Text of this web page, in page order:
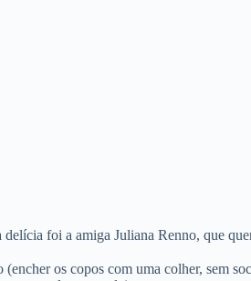
delícia foi a amiga Juliana Renno, que
os copos com uma colher, sem